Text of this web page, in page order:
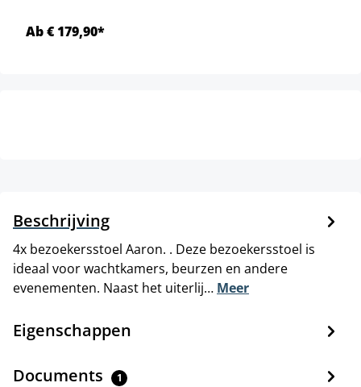
Ab € 179,90*
Beschrijving
4x bezoekersstoel Aaron. . Deze bezoekersstoel is
ideaal voor wachtkamers, beurzen en andere
evenementen. Naast het uiterlij… Meer
Eigenschappen
Documents 1